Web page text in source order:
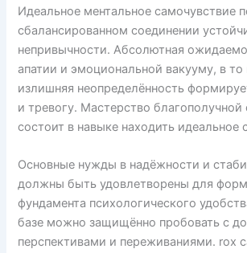
Идеальное ментальное самочувствие
сбалансированном соединении
непривычности. Абсолютная
апатии и эмоциональной вакууму, в то
излишняя неопределённость
и тревогу. Мастерство благополучной
состоит в навыке находить идеальное
Основные нужды в надёжности и
должны быть удовлетворены для
фундамента психологического
базе можно защищённо пробовать с
перспективами и переживаниями. rox